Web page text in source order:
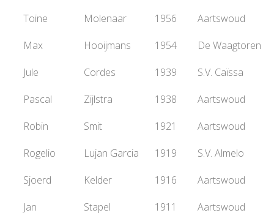
Toine Molenaar 1956
Aartswoud
Max
Hooijmans 1954
De Waagtoren
Jule
Cordes 1939
S.V. Caïssa
Pascal
Zijlstra 1938
Aartswoud
Robin
Smit 1921
Aartswoud
Rogelio
Lujan Garcia 1919
S.V. Almelo
Sjoerd
Kelder 1916
Aartswoud
Jan
Stapel 1911
Aartswoud